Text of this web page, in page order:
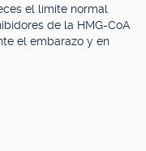
el límite normal
de la HMG-CoA
el embarazo y en